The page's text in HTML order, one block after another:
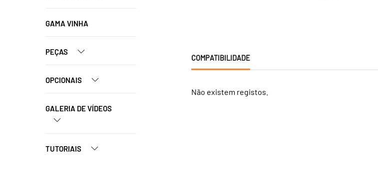
GAMA VINHA
PEÇAS
OPCIONAIS
GALERIA DE VÍDEOS
TUTORIAIS
COMPATIBILIDADE
Não existem registos.